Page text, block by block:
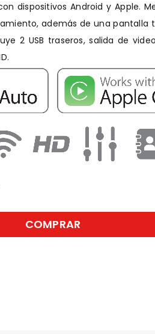
dispositivos Android y Apple.
además de una pantalla
2 USB traseros, salida de
COMPRAR